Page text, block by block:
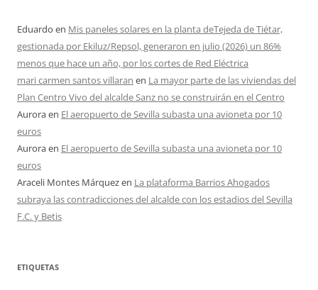
Eduardo en Mis paneles solares en la planta deTejeda de Tiétar,
gestionada por Ekiluz/Repsol, generaron en julio (2026) un 86%
menos que hace un año, por los cortes de Red Eléctrica
mari carmen santos villaran en La mayor parte de las viviendas del
Plan Centro Vivo del alcalde Sanz no se construirán en el Centro
Auroraen El aeropuerto de Sevilla subasta una avioneta por 10
euros
Auroraen El aeropuerto de Sevilla subasta una avioneta por 10
euros
Araceli Montes Márquezen La plataforma Barrios Ahogados
subraya las contradicciones del alcalde con los estadios del Sevilla
F.C. y Betis
ETIQUETAS